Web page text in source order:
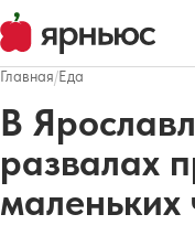
Главная/Еда
В
развалах